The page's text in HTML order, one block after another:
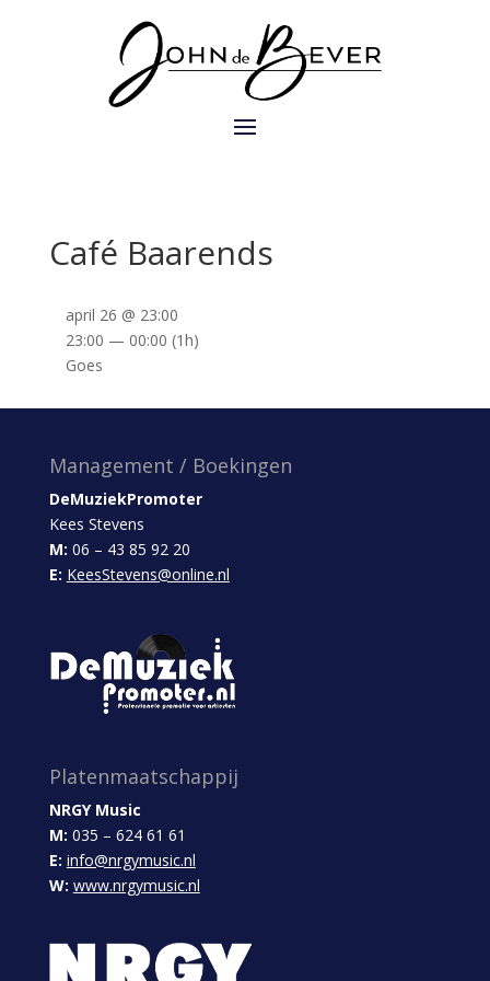
Café Baarends
april 26 @ 23:00
23:00 — 00:00 (1h)
Goes
Management / Boekingen
DeMuziekPromoter
Kees Stevens
M: 06 – 43 85 92 20
E: KeesStevens@online.nl
Platenmaatschappij
NRGY Music
M: 035 – 624 61 61
E: info@nrgymusic.nl
W: www.nrgymusic.nl